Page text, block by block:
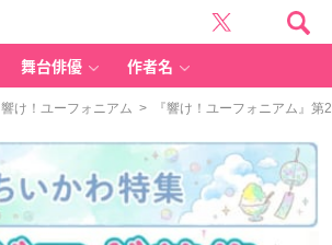
舞台俳優 作者名
響け！ユーフォニアム > 『響け！ユーフォニアム』第